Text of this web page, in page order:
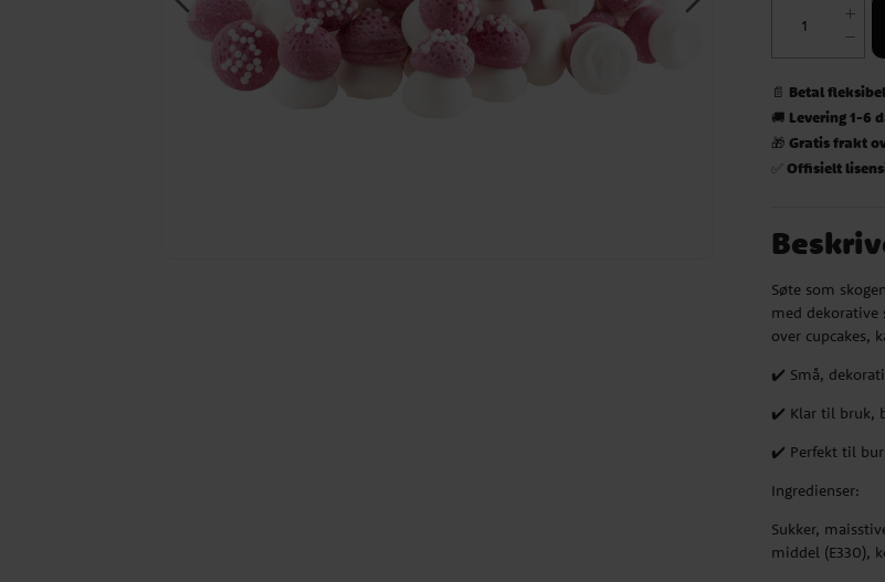
📄 Betal
🚚 Levering 1-6
🎁Gratis frakt
✅Offisielt
Søte som
med dekorative
over cupcakes,
✔️ Små,
✔️ Klar til bruk,
✔️ Perfekt til
Ingredienser:
Sukker,
middel (E330),